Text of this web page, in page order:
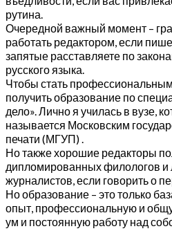
рутина.
Очередной важный момент –
работать редактором, если
запятые расставляете по
русского языка.
Чтобы стать
получить образование по
дело». Лично я училась в вузе,
называется Московским
печати (МГУП) .
Но также хорошие редакторы
дипломированных филологов и
журналистов, если говорить о
Но образование – это только
опыт, профессиональную и
ум и постоянную работу над